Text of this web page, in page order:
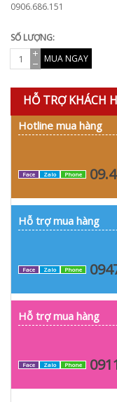
0906.686.151
SỐ LƯỢNG:
MUA NGAY
HỖ TRỢ KHÁCH
Hotline mua hàng
Face Zalo Phone
Hỗ trợ mua hàng
Face Zalo Phone
Hỗ trợ mua hàng
Face Zalo Phone